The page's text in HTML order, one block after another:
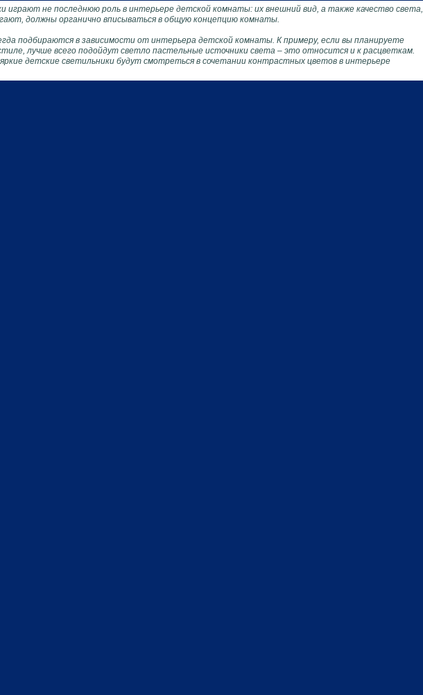
играют не последнюю роль в интерьере детской комнаты: их внешний вид, а также качество света,
должны органично вписываться в общую концепцию комнаты.
подбираются в зависимости от интерьера детской комнаты. К примеру, если вы планируете
лучше всего подойдут светло пастельные источники света – это относится и к расцветкам.
детские светильники будут смотреться в сочетании контрастных цветов в интерьере